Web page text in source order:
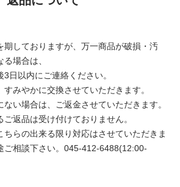
期しておりますが、万一商品が破損・汚
場合は、
日以内にご連絡ください。
みやかに交換させていただきます。
ない場合は、ご返金させていただきます。
返品は受け付けておりません。
ちらの出来る限り対応はさせていただきま
ご相談下さい。045-412-6488(12:00-